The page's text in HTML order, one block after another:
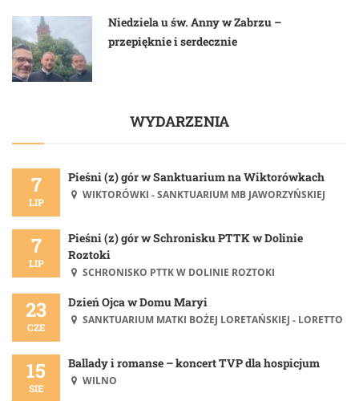
Niedziela u św. Anny w Zabrzu –
przepięknie i serdecznie
WYDARZENIA
7
LIP
Pieśni (z) gór w Sanktuarium na Wiktorówkach
WIKTORÓWKI - SANKTUARIUM MB JAWORZYŃSKIEJ
7
LIP
Pieśni (z) gór w Schronisku PTTK w Dolinie
Roztoki
SCHRONISKO PTTK W DOLINIE ROZTOKI
23
CZE
Dzień Ojca w Domu Maryi
SANKTUARIUM MATKI BOŻEJ LORETAŃSKIEJ - LORETTO
15
SIE
Ballady i romanse – koncert TVP dla hospicjum
WILNO